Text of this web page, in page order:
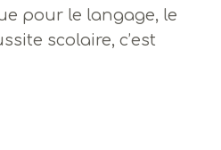
pour le langage, le
scolaire, c’est